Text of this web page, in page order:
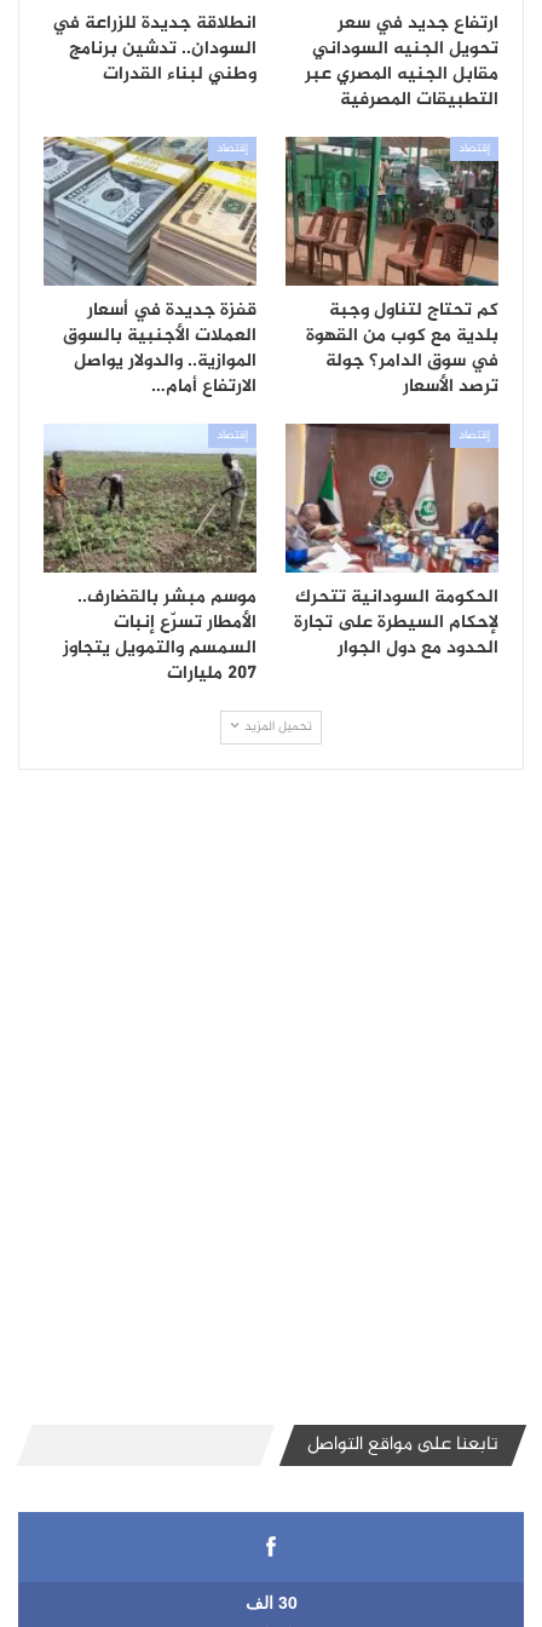
ارتفاع جديد في سعر
تحويل الجنيه السوداني
مقابل الجنيه المصري عبر
التطبيقات المصرفية
انطلاقة جديدة للزراعة في
السودان.. تدشين برنامج
وطني لبناء القدرات
إقتصاد
كم تحتاج لتناول وجبة
بلدية مع كوب من القهوة
في سوق الدامر؟ جولة
ترصد الأسعار
إقتصاد
قفزة جديدة في أسعار
العملات الأجنبية بالسوق
الموازية.. والدولار يواصل
الارتفاع أمام…
إقتصاد
الحكومة السودانية تتحرك
لإحكام السيطرة على تجارة
الحدود مع دول الجوار
إقتصاد
موسم مبشر بالقضارف..
الأمطار تسرّع إنبات
السمسم والتمويل يتجاوز
207 مليارات
تحميل المزيد
تابعنا على مواقع التواصل
30 الف